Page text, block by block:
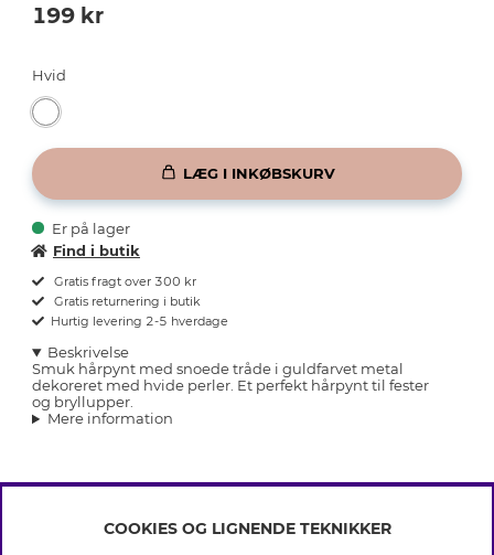
199 kr
Hvid
LÆG I INKØBSKURV
Er på lager
Find i butik
Gratis fragt over 300 kr
Gratis returnering i butik
Hurtig levering 2-5 hverdage
Beskrivelse
Smuk hårpynt med snoede tråde i guldfarvet metal
dekoreret med hvide perler. Et perfekt hårpynt til fester
og bryllupper.
Mere information
INFO
COOKIES OG LIGNENDE TEKNIKKER